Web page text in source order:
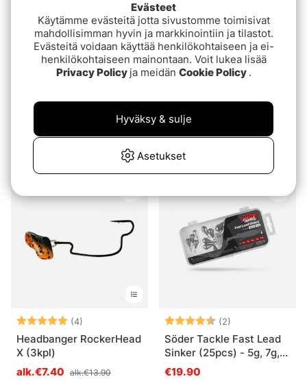
Arvio: (33)4.6 5:sta tähdestä
Söder Tackle Round Jig
Head Big Pack (25pcs)
Söder Tackle Offset Jig
Head Big Pack (20pcs) -
4/0 (5g, 7g, 10g, 14g)
€22.90
Arvio: (4)
5.0 5:sta tähdestä
Headbanger RockerHead
X (3kpl)
alk.€7.40 alk.€13.90
Arvio: (2)
Söder Tackle Fast Lead
Sinker (25pcs) - 5g, 7g,
10g, 14g, 18g
€19.90
Evästeet
Käytämme evästeitä jotta sivustomme toimisivat
mahdollisimman hyvin ja markkinointiin ja tilastot.
Evästeitä voidaan käyttää henkilökohtaiseen ja ei-
henkilökohtaiseen mainontaan. Voit lukea lisää
Privacy Policy ja meidän Cookie Policy .
Asetukset
Hyväksy & sulje